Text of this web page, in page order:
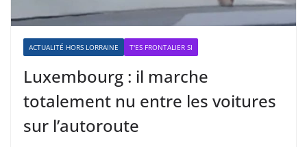
ACTUALITÉ HORS LORRAINE T'ES FRONTALIER SI
Luxembourg : il marche
totalement nu entre les voitures
sur l’autoroute